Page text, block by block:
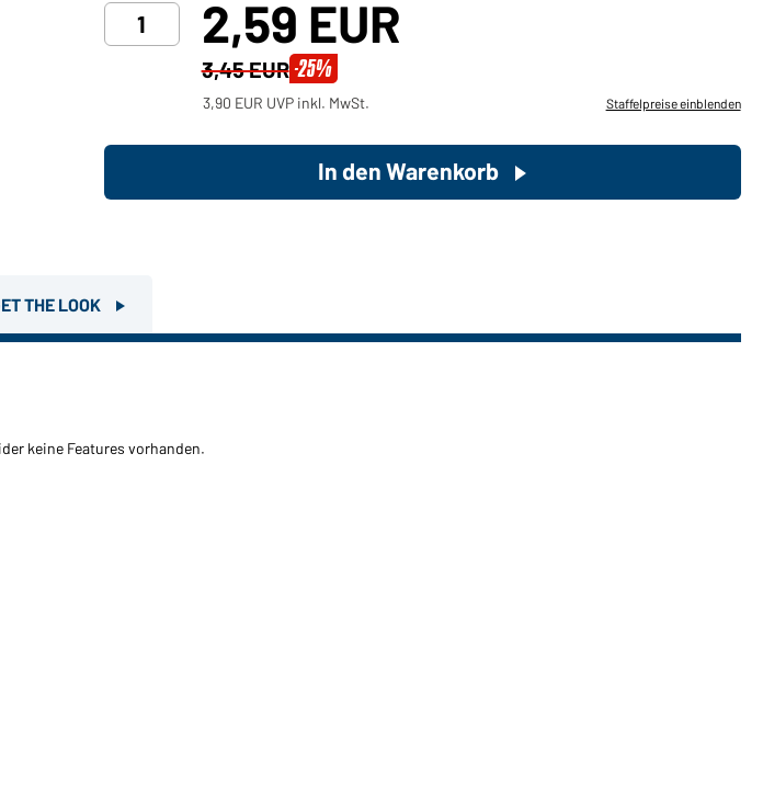
Hier geht's zu unserem
2,59 EUR
3,45 EUR -25%
3,90 EUR UVP inkl. MwSt. Staffelpreise einblenden
In den Warenkorb
THE LOOK
keine Features vorhanden.